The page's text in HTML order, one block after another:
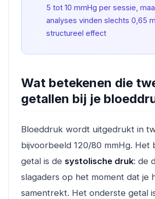
5 tot 10 mmHg per sessie,
analyses vinden slechts 0,65
structureel effect
Wat betekenen die
getallen bij je
Bloeddruk wordt uitgedrukt in
bijvoorbeeld 120/80 mmHg. Het
getal is de systolische druk: de
slagaders op het moment dat je
samentrekt. Het onderste getal